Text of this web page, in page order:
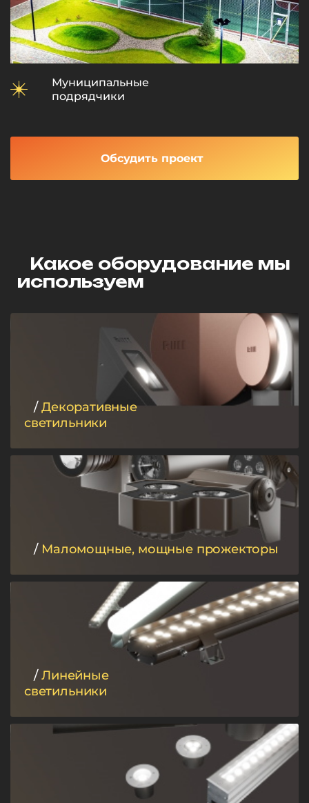
Муниципальные
подрядчики
Обсудить проект
Какое оборудование мы
используем
/Декоративные
светильники
/ Маломощные, мощные прожекторы
/Линейные
светильники